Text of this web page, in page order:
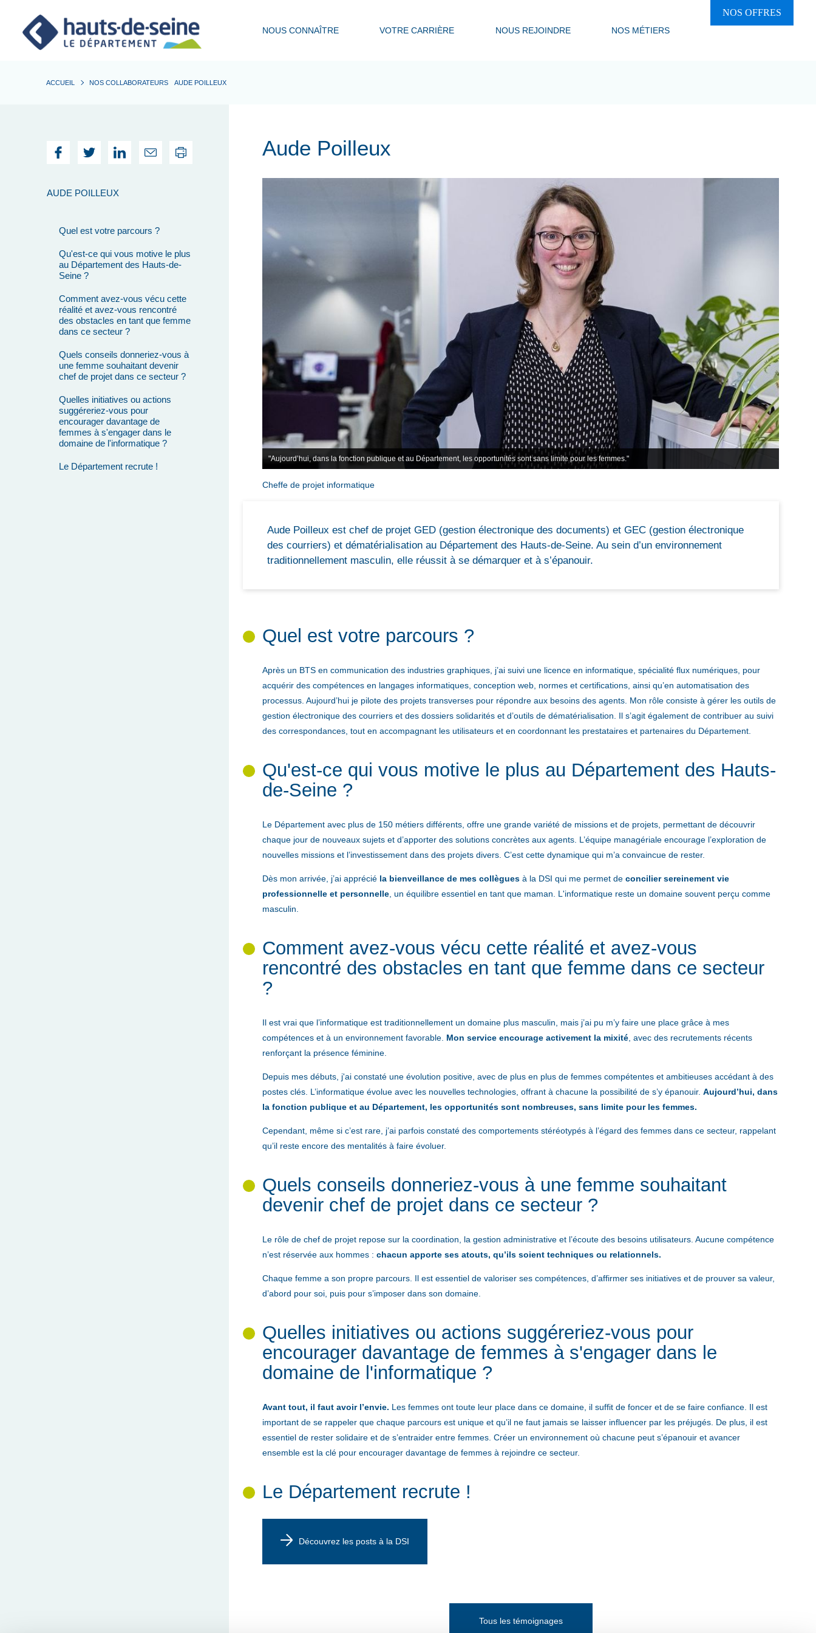
NOUS CONNAÎTRE VOTRE CARRIÈRE NOUS REJOINDRE NOS MÉTIERS
NOS OFFRES
ACCUEIL NOS COLLABORATEURS AUDE POILLEUX
AUDE POILLEUX
Quel est votre parcours ?
Qu'est-ce qui vous motive le plus
au Département des Hauts-de-
Seine ?
Comment avez-vous vécu cette
réalité et avez-vous rencontré
des obstacles en tant que femme
dans ce secteur ?
Quels conseils donneriez-vous à
une femme souhaitant devenir
chef de projet dans ce secteur ?
Quelles initiatives ou actions
suggéreriez-vous pour
encourager davantage de
femmes à s'engager dans le
domaine de l'informatique ?
Le Département recrute !
Aude Poilleux
"Aujourd’hui, dans la fonction publique et au Département, les opportunités sont sans limite pour les femmes."
Cheffe de projet informatique
Aude Poilleux est chef de projet GED (gestion électronique des documents) et GEC (gestion électronique
des courriers) et dématérialisation au Département des Hauts-de-Seine. Au sein d’un environnement
traditionnellement masculin, elle réussit à se démarquer et à s’épanouir.
Quel est votre parcours ?
Après un BTS en communication des industries graphiques, j’ai suivi une licence en informatique, spécialité flux numériques, pour
acquérir des compétences en langages informatiques, conception web, normes et certifications, ainsi qu’en automatisation des
processus. Aujourd’hui je pilote des projets transverses pour répondre aux besoins des agents. Mon rôle consiste à gérer les outils de
gestion électronique des courriers et des dossiers solidarités et d’outils de dématérialisation. Il s’agit également de contribuer au suivi
des correspondances, tout en accompagnant les utilisateurs et en coordonnant les prestataires et partenaires du Département.
Qu'est-ce qui vous motive le plus au Département des Hauts-
de-Seine ?
Le Département avec plus de 150 métiers différents, offre une grande variété de missions et de projets, permettant de découvrir
chaque jour de nouveaux sujets et d’apporter des solutions concrètes aux agents. L’équipe managériale encourage l’exploration de
nouvelles missions et l’investissement dans des projets divers. C’est cette dynamique qui m’a convaincue de rester.
Dès mon arrivée, j’ai apprécié la bienveillance de mes collègues à la DSI qui me permet de concilier sereinement vie
professionnelle et personnelle , un équilibre essentiel en tant que maman. L'informatique reste un domaine souvent perçu comme
masculin.
Comment avez-vous vécu cette réalité et avez-vous
rencontré des obstacles en tant que femme dans ce secteur
?
Il est vrai que l’informatique est traditionnellement un domaine plus masculin, mais j’ai pu m’y faire une place grâce à mes
compétences et à un environnement favorable. Mon service encourage activement la mixité , avec des recrutements récents
renforçant la présence féminine.
Depuis mes débuts, j'ai constaté une évolution positive, avec de plus en plus de femmes compétentes et ambitieuses accédant à des
postes clés. L’informatique évolue avec les nouvelles technologies, offrant à chacune la possibilité de s’y épanouir. Aujourd’hui, dans
la fonction publique et au Département, les opportunités sont nombreuses, sans limite pour les femmes.
Cependant, même si c’est rare, j’ai parfois constaté des comportements stéréotypés à l’égard des femmes dans ce secteur, rappelant
qu’il reste encore des mentalités à faire évoluer.
Quels conseils donneriez-vous à une femme souhaitant
devenir chef de projet dans ce secteur ?
Le rôle de chef de projet repose sur la coordination, la gestion administrative et l’écoute des besoins utilisateurs. Aucune compétence
n’est réservée aux hommes : chacun apporte ses atouts, qu’ils soient techniques ou relationnels.
Chaque femme a son propre parcours. Il est essentiel de valoriser ses compétences, d’affirmer ses initiatives et de prouver sa valeur,
d’abord pour soi, puis pour s’imposer dans son domaine.
Quelles initiatives ou actions suggéreriez-vous pour
encourager davantage de femmes à s'engager dans le
domaine de l'informatique ?
Avant tout, il faut avoir l’envie. Les femmes ont toute leur place dans ce domaine, il suffit de foncer et de se faire confiance. Il est
important de se rappeler que chaque parcours est unique et qu’il ne faut jamais se laisser influencer par les préjugés. De plus, il est
essentiel de rester solidaire et de s’entraider entre femmes. Créer un environnement où chacune peut s’épanouir et avancer
ensemble est la clé pour encourager davantage de femmes à rejoindre ce secteur.
Le Département recrute !
Découvrez les posts à la DSI
Tous les témoignages